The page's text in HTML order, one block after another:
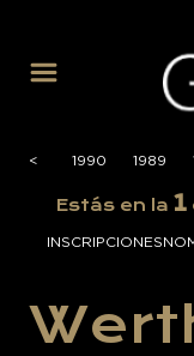
<
<
1991 1990 1989
Estás en la 1
INSCRIPCIONES